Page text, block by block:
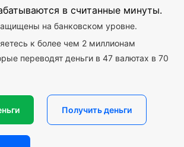
в считанные минуты.
на банковском уровне.
к более чем 2 миллионам
переводят деньги в 47 валютах в 70
Получить деньги